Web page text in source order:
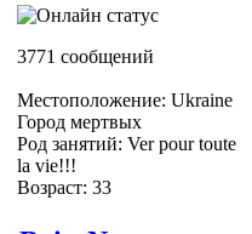
3771 сообщений
Местоположение: Ukraine
Город мертвых
Род занятий: Ver pour toute
la vie!!!
Возраст: 33